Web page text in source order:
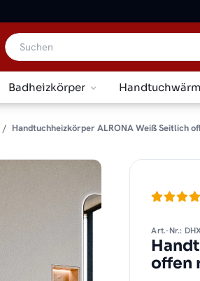
Badheizkörper
Handtuchheizkörper ALRONA Weiß Seitlich
Art.-Nr.:
offen